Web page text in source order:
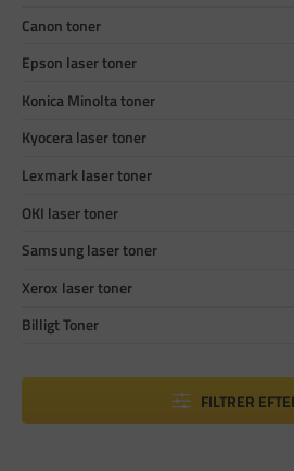
Canon toner
Epson laser toner
Konica Minolta toner
Kyocera laser toner
Lexmark laser toner
OKI laser toner
Samsung laser toner
Xerox laser toner
Billigt Toner
FILTRER